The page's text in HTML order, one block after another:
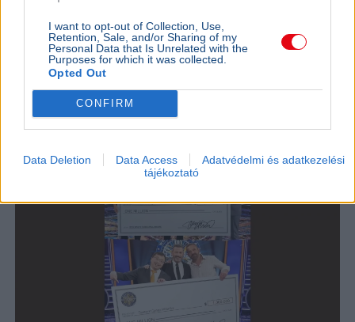
I want to opt-out of Collection, Use,
Retention, Sale, and/or Sharing of my
Personal Data that Is Unrelated with the
Purposes for which it was collected.
Opted Out
CONFIRM
Data Deletion Data Access
Adatvédelmi és adatkezelési
tájékoztató
A Sziget Fesztivál szervezői közölték, hogy saját
aggregátoros rendszerükkel az energiaválság idején is
zavartalanul megtartható a rendezvény.
SZÓRAKOZÁS 2026. július 31.
Ben Affleck megnyerte a fődíjat a Legyen Ön
is milliomosban